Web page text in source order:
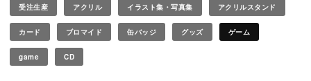
受注生産 アクリル イラスト集・写真集 アクリルスタンド
カード ブロマイド 缶バッジ グッズ ゲーム
game CD